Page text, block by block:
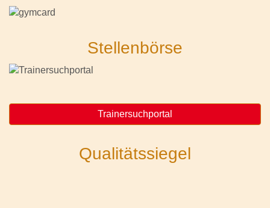
Stellenbörse
Trainersuchportal
Qualitätssiegel